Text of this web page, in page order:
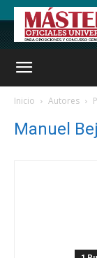
Inicio Autores
Manuel